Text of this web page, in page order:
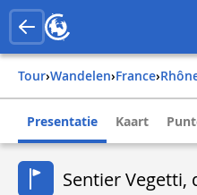
Tour› Wandelen› france›
Presentatie Kaart
Sentier Vegetti,